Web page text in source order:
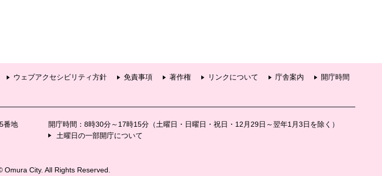
ウェブアクセシビリティ方針 免責事項 著作権 リンクについて 庁舎案内
開庁時間
番地
開庁時間：8時30分～17時15分（土曜日・日曜日・祝日・12月29日～翌年1月3日を除く）
土曜日の一部開庁について
Omura City. All Rights Reserved.